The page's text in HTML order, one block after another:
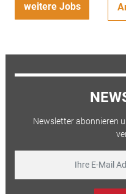
weitere Jobs
Newsletter abonnieren